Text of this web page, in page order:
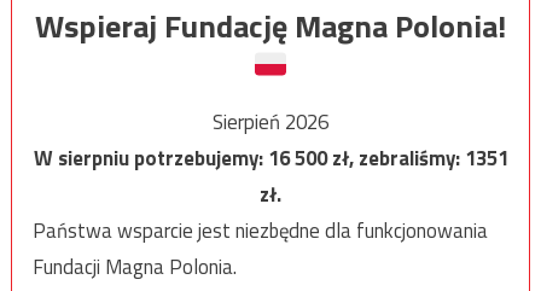
Wspieraj Fundację Magna Polonia!
Sierpień 2026
W sierpniu potrzebujemy:16 500zł, zebraliśmy:1351
zł.
Państwa wsparcie jest niezbędne dla funkcjonowania
Fundacji Magna Polonia.